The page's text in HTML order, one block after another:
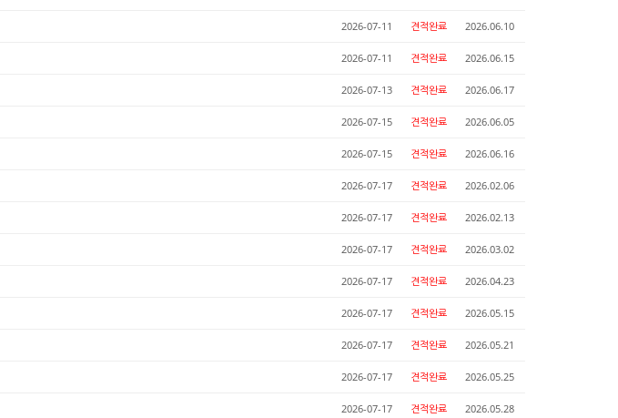
2026-07-11 견적완료 2026.06.10
2026-07-11 견적완료 2026.06.15
2026-07-13 견적완료 2026.06.17
2026-07-15 견적완료 2026.06.05
2026-07-15 견적완료 2026.06.16
2026-07-17 견적완료 2026.02.06
2026-07-17 견적완료 2026.02.13
2026-07-17 견적완료 2026.03.02
2026-07-17 견적완료 2026.04.23
2026-07-17 견적완료 2026.05.15
2026-07-17 견적완료 2026.05.21
2026-07-17 견적완료 2026.05.25
2026-07-17 견적완료 2026.05.28